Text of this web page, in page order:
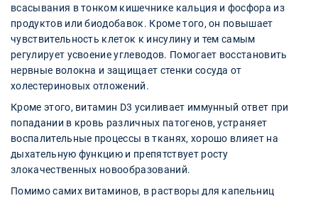
всасывания в тонком кишечнике кальция и фосфора из
продуктов или биодобавок. Кроме того, он повышает
чувствительность клеток к инсулину и тем самым
регулирует усвоение углеводов. Помогает восстановить
нервные волокна и защищает стенки сосуда от
холестериновых отложений.
Кроме этого, витамин D3 усиливает иммунный ответ при
попадании в кровь различных патогенов, устраняет
воспалительные процессы в тканях, хорошо влияет на
дыхательную функцию и препятствует росту
злокачественных новообразований.
Помимо самих витаминов, в растворы для капельниц